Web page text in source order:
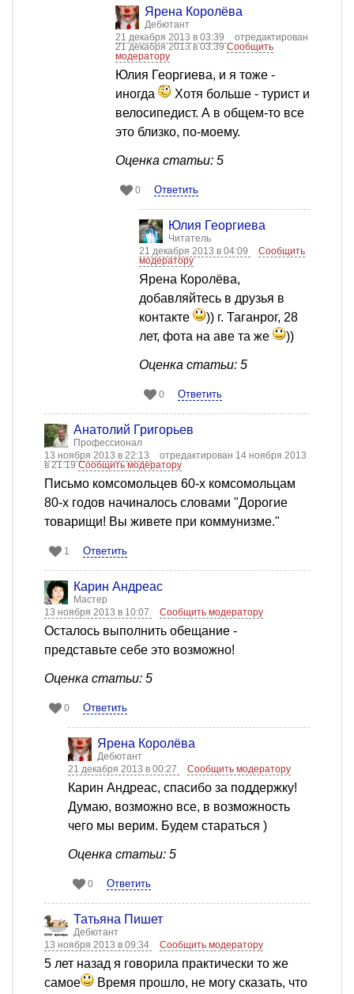
Ярена Королёва
Дебютант
21 декабря 2013 в 03:39
отредактирован
21 декабря 2013 в 03:39Сообщить
модератору
Юлия Георгиева, и я тоже -
иногда
Хотя больше - турист и
велосипедист. А в общем-то все
это близко, по-моему.
Оценка статьи: 5
0 Ответить
Юлия Георгиева
Читатель
21 декабря 2013 в 04:09
Сообщить
модератору
Ярена Королёва,
добавляйтесь в друзья в
контакте
)) г. Таганрог, 28
лет, фота на аве та же
))
Оценка статьи: 5
0 Ответить
Анатолий Григорьев
Профессионал
13 ноября 2013 в 22:13
отредактирован 14 ноября 2013
в 21:19Сообщить модератору
Письмо комсомольцев 60-х комсомольцам
80-х годов начиналось словами "Дорогие
товарищи! Вы живете при коммунизме."
1 Ответить
Карин Андреас
Мастер
13 ноября 2013 в 10:07
Сообщить модератору
Осталось выполнить обещание -
представьте себе это возможно!
Оценка статьи: 5
0 Ответить
Ярена Королёва
Дебютант
21 декабря 2013 в 00:27
Сообщить модератору
Карин Андреас, спасибо за поддержку!
Думаю, возможно все, в возможность
чего мы верим. Будем стараться )
Оценка статьи: 5
0 Ответить
Татьяна Пишет
Дебютант
13 ноября 2013 в 09:34
Сообщить модератору
5 лет назад я говорила практически то же
самое
Время прошло, не могу сказать, что